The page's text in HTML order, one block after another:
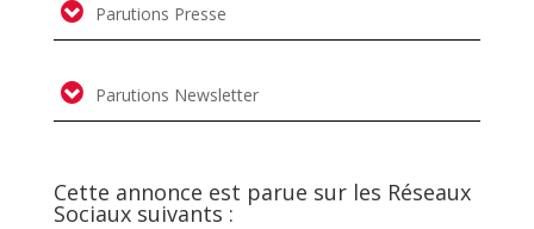
Parutions Presse
Parutions Newsletter
Cette annonce est parue sur les Réseaux
Sociaux suivants :